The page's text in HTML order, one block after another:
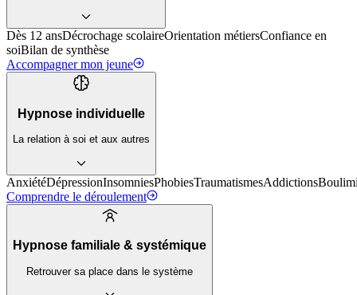
Dès 12 ansDécrochage scolaireOrientation métiersConfiance en
soiBilan de synthèse
Accompagner mon jeune
Hypnose individuelle
La relation à soi et aux autres
AnxiétéDépressionInsomniesPhobiesTraumatismesAddictions
Comprendre le déroulement
Hypnose familiale & systémique
Retrouver sa place dans le système